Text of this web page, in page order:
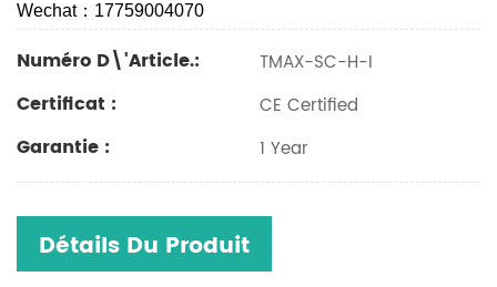
Wechat：17759004070
Numéro D\'article.: TMAX-SC-H-I
Certificat : CE Certified
Garantie : 1 Year
Détails Du Produit